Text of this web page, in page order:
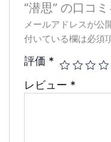
“潜思” の口コ
メールアドレスが公
付いている欄は必須
評価 *
レビュー *